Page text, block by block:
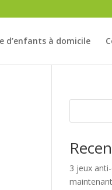
d’enfants à domicile
3 jeux
maintenant